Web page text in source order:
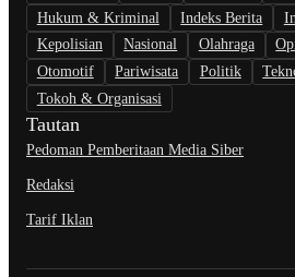
Hukum & Kriminal
Indeks Berita
Kepolisian
Nasional Olahraga
Otomotif
Pariwisata Politik
Tokoh & Organisasi
Tautan
Pedoman Pemberitaan Media Siber
Redaksi
Tarif Iklan